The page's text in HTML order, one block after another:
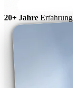
20+ Jahre Erfahrung